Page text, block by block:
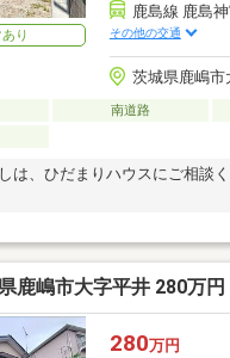
り
鹿島線 鹿島
その他の交通
茨城県鹿嶋市
南道路
は、ひだまりハウスにご相談く
鹿嶋市大字平井 280万円
280万円